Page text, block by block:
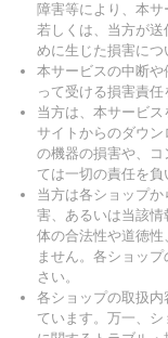
障害等により、本サ
若しくは、当方が
めに生じた損害につ
本サービスの中断
って受ける損害責任
当方は、本サービ
サイトからのダウ
の機器の損害や、
ては一切の責任を負
当方は各ショップ
害、あるいは当該
体の合法性や道徳
ません。各ショッ
さい。
各ショップの取扱
ています。万一、